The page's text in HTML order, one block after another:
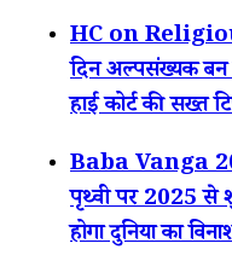
HC on
दिन अल्पसंख्यक बन
हाई कोर्ट की सख्त
Baba Vanga
पृथ्वी पर 2025 से
होगा दुनिया का